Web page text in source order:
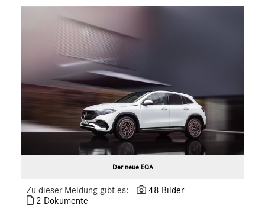
smart
MEDIA
ANSPRECHPARTNER
Der neue EQA
Zu dieser Meldung gibt es:
48 Bilder
2 Dokumente